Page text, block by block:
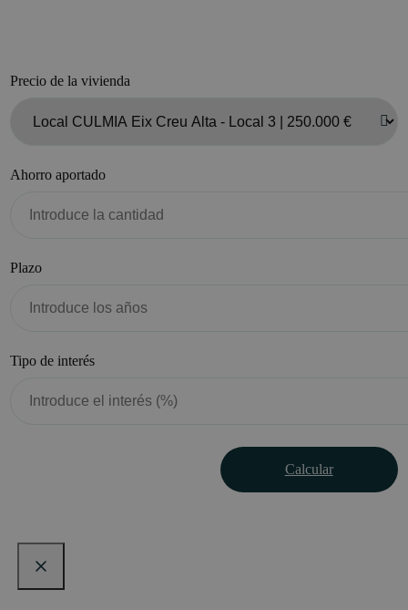
Precio de la vivienda
Ahorro aportado
Plazo
Tipo de interés
Calcular